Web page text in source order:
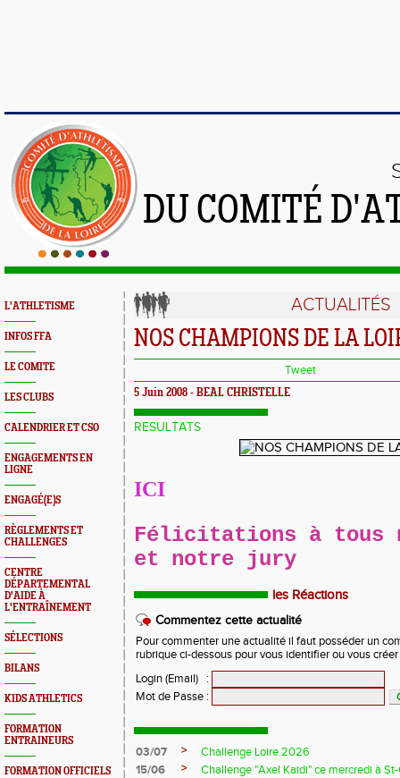
DU COMITÉ
L'ATHLETISME
INFOS FFA
LE COMITE
LES CLUBS
CALENDRIER ET CSO
ENGAGEMENTS EN
LIGNE
ENGAGÉ(E)S
RÈGLEMENTS ET
CHALLENGES
CENTRE
DÉPARTEMENTAL
D'AIDE À
L'ENTRAÎNEMENT
SÉLECTIONS
BILANS
KIDS ATHLETICS
FORMATION
ENTRAINEURS
FORMATION OFFICIELS
ACTUALITÉS
NOS CHAMPIONS DE LA
Tweet
5 Juin 2008 - BEAL CHRISTELLE
RESULTATS
ICI
Félicitations à tous
et notre jury
les Réactions
Commentez cette actualité
Pour commenter une actualité il faut posséder un
rubrique ci-dessous pour vous identifier ou vous
Login (Email)
:
Mot de Passe :
03/07 >
Challenge Loire 2026
15/06
>
Challenge "Axel Kaidi" ce mercredi à